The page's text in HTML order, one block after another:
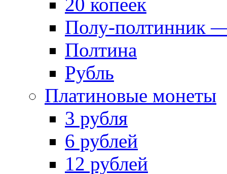
Полу-полтинник
Полтина
Рубль
Платиновые монеты
3 рубля
6 рублей
12 рублей